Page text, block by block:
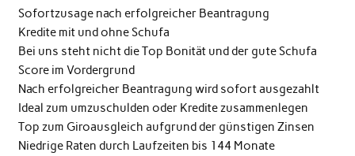
Sofortzusage nach erfolgreicher Beantragung
Kredite mit und ohne Schufa
Bei uns steht nicht die Top Bonität und der gute Schufa
Score im Vordergrund
Nach erfolgreicher Beantragung wird sofort ausgezahlt
Ideal zum umzuschulden oder Kredite zusammenlegen
Top zum Giroausgleich aufgrund der günstigen Zinsen
Niedrige Raten durch Laufzeiten bis 144 Monate